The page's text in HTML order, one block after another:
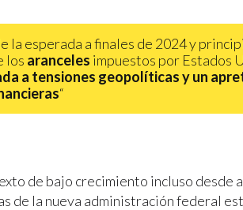
la esperada a finales de 2024 y
los aranceles impuestos por Estados
a tensiones geopolíticas y un
“
de bajo crecimiento incluso desde
de la nueva administración federal